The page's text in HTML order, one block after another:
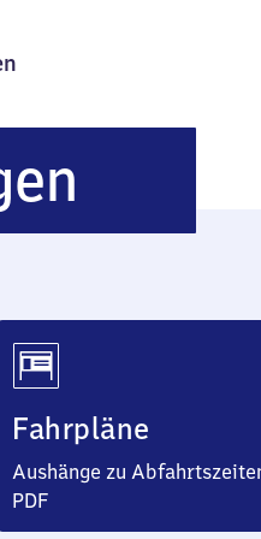
Fahrpläne
Aushänge zu
PDF